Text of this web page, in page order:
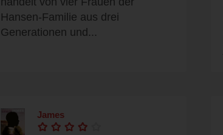
Hansen-Familie aus drei
Generationen und...
James